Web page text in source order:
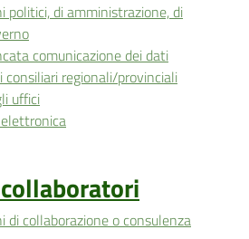
politici, di amministrazione, di
comunicazione dei dati
consiliari regionali/provinciali
uffici
di collaborazione o consulenza